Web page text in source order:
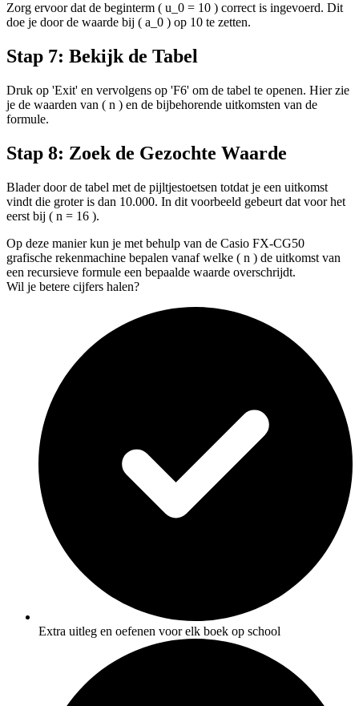
Zorg ervoor dat de beginterm ( u_0 = 10 ) correct is ingevoerd. Dit
doe je door de waarde bij ( a_0 ) op 10 te zetten.
Stap 7: Bekijk de Tabel
Druk op 'Exit' en vervolgens op 'F6' om de tabel te openen. Hier zie
je de waarden van ( n ) en de bijbehorende uitkomsten van de
formule.
Stap 8: Zoek de Gezochte Waarde
Blader door de tabel met de pijltjestoetsen totdat je een uitkomst
vindt die groter is dan 10.000. In dit voorbeeld gebeurt dat voor het
eerst bij ( n = 16 ).
Op deze manier kun je met behulp van de Casio FX-CG50
grafische rekenmachine bepalen vanaf welke ( n ) de uitkomst van
een recursieve formule een bepaalde waarde overschrijdt.
Wil je betere cijfers halen?
Extra uitleg en oefenen voor elk boek op school